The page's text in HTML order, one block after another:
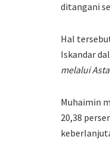
ditangani
Hal
Iskandar
melalui
Muhaimin
20,38